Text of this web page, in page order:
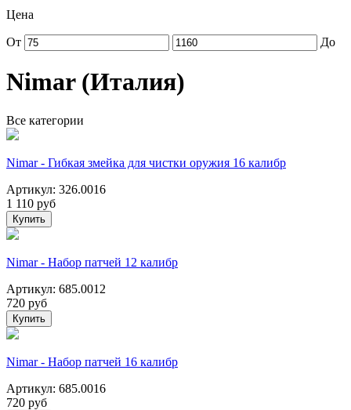
Цена
От До
Nimar (Италия)
Все категории
Nimar - Гибкая змейка для чистки оружия 16 калибр
Артикул: 326.0016
1 110 руб
Купить
Nimar - Набор патчей 12 калибр
Артикул: 685.0012
720 руб
Купить
Nimar - Набор патчей 16 калибр
Артикул: 685.0016
720 руб